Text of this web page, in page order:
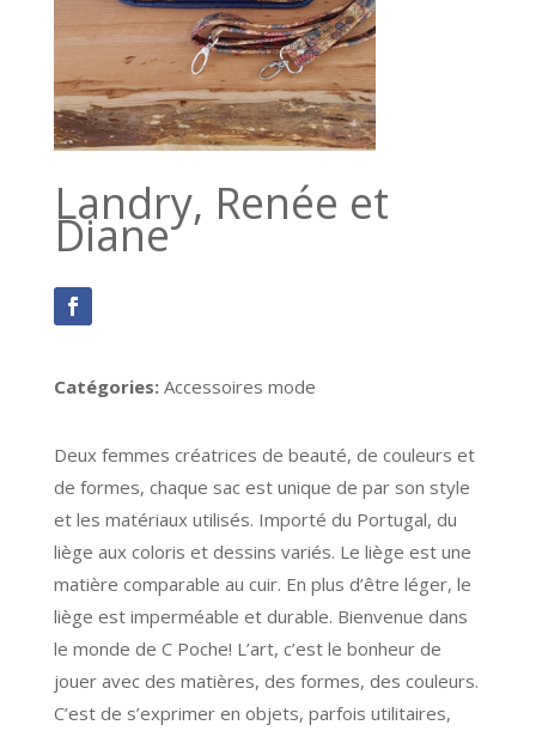
Landry, Renée et
Diane
Catégories: Accessoires mode
Deux femmes créatrices de beauté, de couleurs et
de formes, chaque sac est unique de par son style
et les matériaux utilisés. Importé du Portugal, du
liège aux coloris et dessins variés. Le liège est une
matière comparable au cuir. En plus d’être léger, le
liège est imperméable et durable. Bienvenue dans
le monde de C Poche! L’art, c’est le bonheur de
jouer avec des matières, des formes, des couleurs.
C’est de s’exprimer en objets, parfois utilitaires,